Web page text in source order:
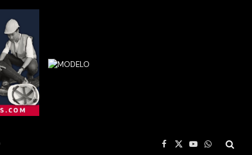
Facebook
X
YouTube
WhatsApp